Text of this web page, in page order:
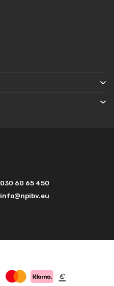
030 60 65 450
info@npibv.eu